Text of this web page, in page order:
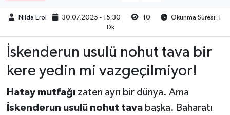
Nilda Erol 30.07.2025 - 15:30 10
Okunma Süresi: 1
Dk
İskenderun usulü nohut tava bir
kere yedin mi vazgeçilmiyor!
Hatay mutfağızaten ayrı bir dünya. Ama
İskenderun usulü nohut tavabaşka. Baharatı